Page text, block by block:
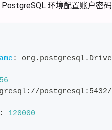
环境配置账户密
:
: //postgresql:
:
120000